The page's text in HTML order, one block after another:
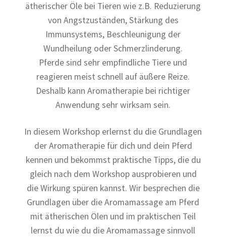
ätherischer Öle bei Tieren wie z.B. Reduzierung
von Angstzuständen, Stärkung des
Immunsystems, Beschleunigung der
Wundheilung oder Schmerzlinderung.
Pferde sind sehr empfindliche Tiere und
reagieren meist schnell auf äußere Reize.
Deshalb kann Aromatherapie bei richtiger
Anwendung sehr wirksam sein.
In diesem Workshop erlernst du die Grundlagen
der Aromatherapie für dich und dein Pferd
kennen und bekommst praktische Tipps, die du
gleich nach dem Workshop ausprobieren und
die Wirkung spüren kannst. Wir besprechen die
Grundlagen über die Aromamassage am Pferd
mit ätherischen Ölen und im praktischen Teil
lernst du wie du die Aromamassage sinnvoll